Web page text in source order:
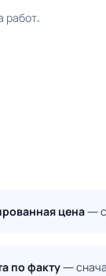
работ.
цена—
по факту—